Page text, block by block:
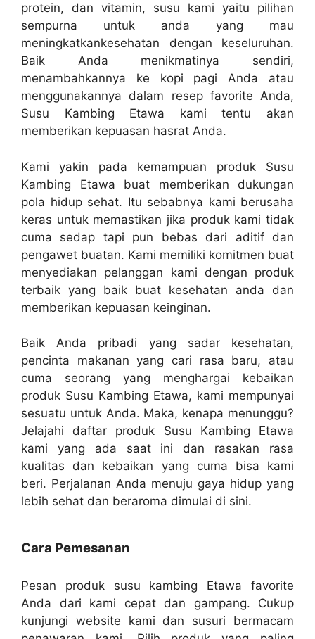
protein, dan vitamin, susu kami yaitu pilihan
sempurna untuk anda yang mau
meningkatkankesehatan dengan keseluruhan.
Baik Anda menikmatinya sendiri,
menambahkannya ke kopi pagi Anda atau
menggunakannya dalam resep favorite Anda,
Susu Kambing Etawa kami tentu akan
memberikan kepuasan hasrat Anda.
Kami yakin pada kemampuan produk Susu
Kambing Etawa buat memberikan dukungan
pola hidup sehat. Itu sebabnya kami berusaha
keras untuk memastikan jika produk kami tidak
cuma sedap tapi pun bebas dari aditif dan
pengawet buatan. Kami memiliki komitmen buat
menyediakan pelanggan kami dengan produk
terbaik yang baik buat kesehatan anda dan
memberikan kepuasan keinginan.
Baik Anda pribadi yang sadar kesehatan,
pencinta makanan yang cari rasa baru, atau
cuma seorang yang menghargai kebaikan
produk Susu Kambing Etawa, kami mempunyai
sesuatu untuk Anda. Maka, kenapa menunggu?
Jelajahi daftar produk Susu Kambing Etawa
kami yang ada saat ini dan rasakan rasa
kualitas dan kebaikan yang cuma bisa kami
beri. Perjalanan Anda menuju gaya hidup yang
lebih sehat dan beraroma dimulai di sini.
Cara Pemesanan
Pesan produk susu kambing Etawa favorite
Anda dari kami cepat dan gampang. Cukup
kunjungi website kami dan susuri bermacam